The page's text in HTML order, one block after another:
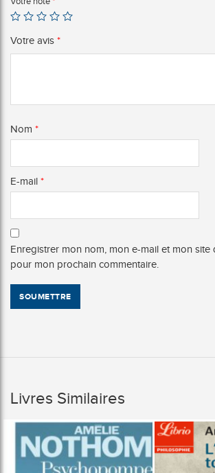
Votre avis *
Nom *
E-mail *
Enregistrer mon nom, mon e-mail et mon site
pour mon prochain commentaire.
Livres Similaires